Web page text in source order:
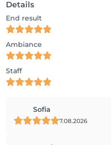
Details
End result
Ambiance
Staff
Sofia
7.08.2026